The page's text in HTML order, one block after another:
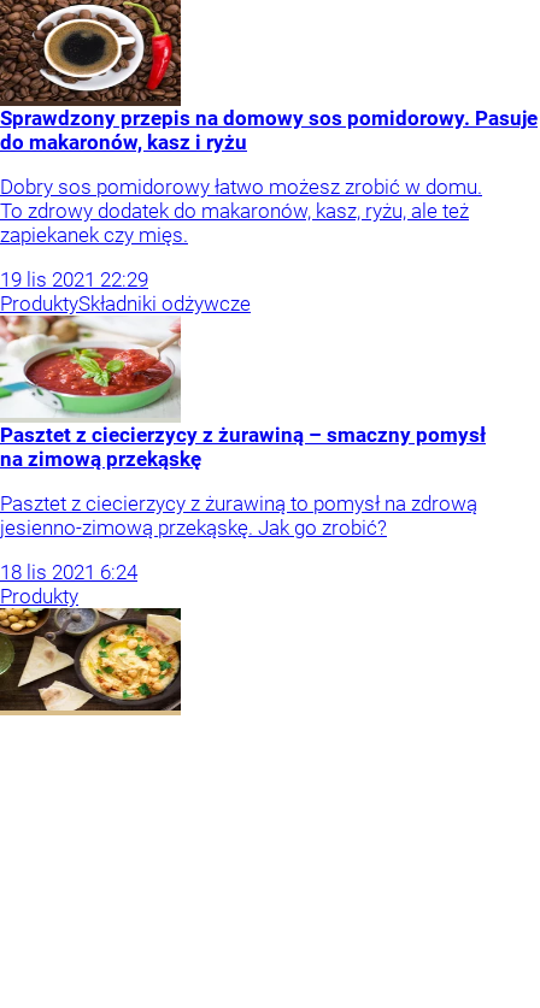
Sprawdzony przepis na domowy sos pomidorowy. Pasuje
do makaronów, kasz i ryżu
Dobry sos pomidorowy łatwo możesz zrobić w domu.
To zdrowy dodatek do makaronów, kasz, ryżu, ale też
zapiekanek czy mięs.
19 lis 2021 22:29
ProduktySkładniki odżywcze
Pasztet z ciecierzycy z żurawiną – smaczny pomysł
na zimową przekąskę
Pasztet z ciecierzycy z żurawiną to pomysł na zdrową
jesienno-zimową przekąskę. Jak go zrobić?
18 lis 2021 6:24
Produkty